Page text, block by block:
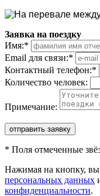
Заявка на поездку
Имя:*
Email для связи:*
Контактный телефон:*
Количество человек:
Примечание:
отправить заявку
* Поля отмеченные
Нажимая на кнопку, вы
персональных данных
конфиденциальности.